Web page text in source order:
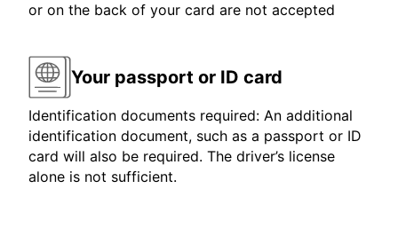
or on the back of your card are not accepted
Your passport or ID card
Identification documents required: An additional
identification document, such as a passport or ID
card will also be required. The driver’s license
alone is not sufficient.